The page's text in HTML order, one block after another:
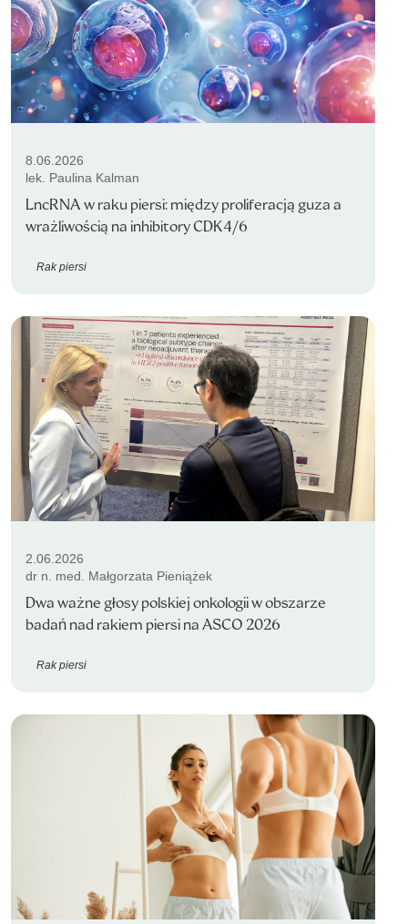
8.06.2026
lek. Paulina Kalman
LncRNA w raku piersi: między proliferacją guza a
wrażliwością na inhibitory CDK4/6
Rak piersi
2.06.2026
dr n. med. Małgorzata Pieniążek
Dwa ważne głosy polskiej onkologii w obszarze
badań nad rakiem piersi na ASCO 2026
Rak piersi